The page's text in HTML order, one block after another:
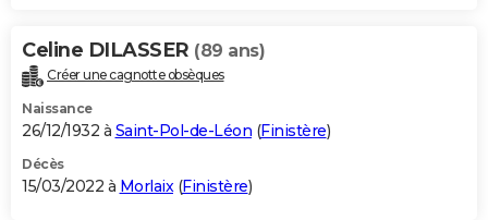
Celine DILASSER (89 ans)
Créer une cagnotte obsèques
Naissance
26/12/1932 à Saint-Pol-de-Léon (Finistère)
Décès
15/03/2022 à Morlaix(Finistère)